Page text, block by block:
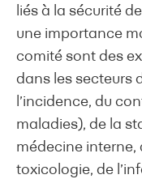
liés à la sécurité
une importance
comité sont des
dans les secteurs
l’incidence, du
maladies), de la
médecine interne,
toxicologie, de